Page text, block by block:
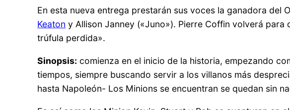
En esta nueva entrega prestarán sus voces la ganadora del
Keaton y Allison Janney («Juno»). Pierre Coffin volverá
trúfula perdida».
Sinopsis: comienza en el inicio de la historia, empezando
tiempos, siempre buscando servir a los villanos más
hasta Napoleón- Los Minions se encuentran se quedan sin